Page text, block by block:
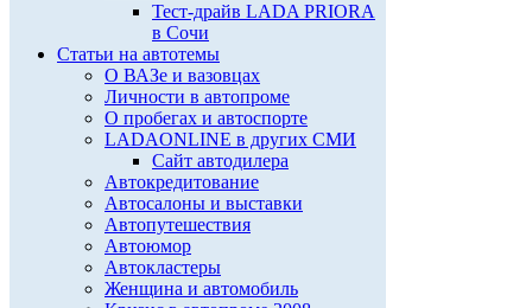
Тест-драйв LADA PRIORA
в Сочи
Статьи на автотемы
О ВАЗе и вазовцах
Личности в автопроме
О пробегах и автоспорте
LADAONLINE в других СМИ
Сайт автодилера
Автокредитование
Автосалоны и выставки
Автопутешествия
Автоюмор
Автокластеры
Женщина и автомобиль